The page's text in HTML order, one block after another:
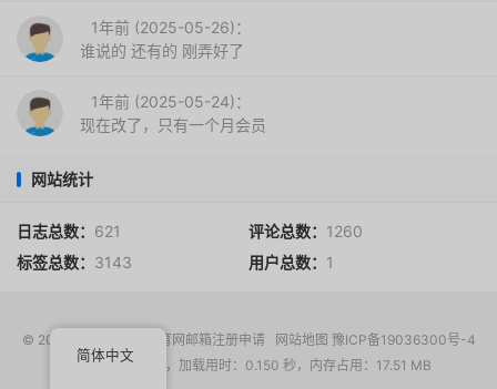
1年前 (2025-05-26)：
谁说的 还有的 刚弄好了
1年前 (2025-05-24)：
现在改了，只有一个月会员
网站统计
日志总数： 621 评论总数： 1260
标签总数： 3143 用户总数： 1
© 2017-2026 EDU教育网邮箱注册申请 网站地图 豫ICP备19036300号-4
请求次数：14 次，加载用时：0.150 秒，内存占用：17.51 MB
简体中文